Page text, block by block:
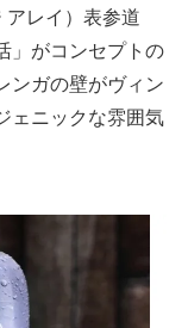
レイ）表参道
」がコンセプトの
ンガの壁がヴィン
ェニックな雰囲気